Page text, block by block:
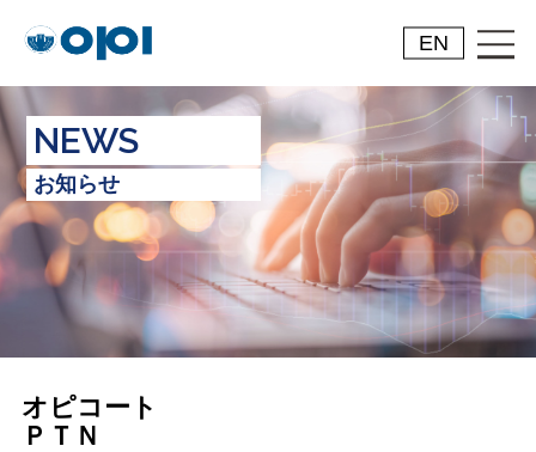
EN
NEWS
お知らせ
オピコート
ＰＴＮ